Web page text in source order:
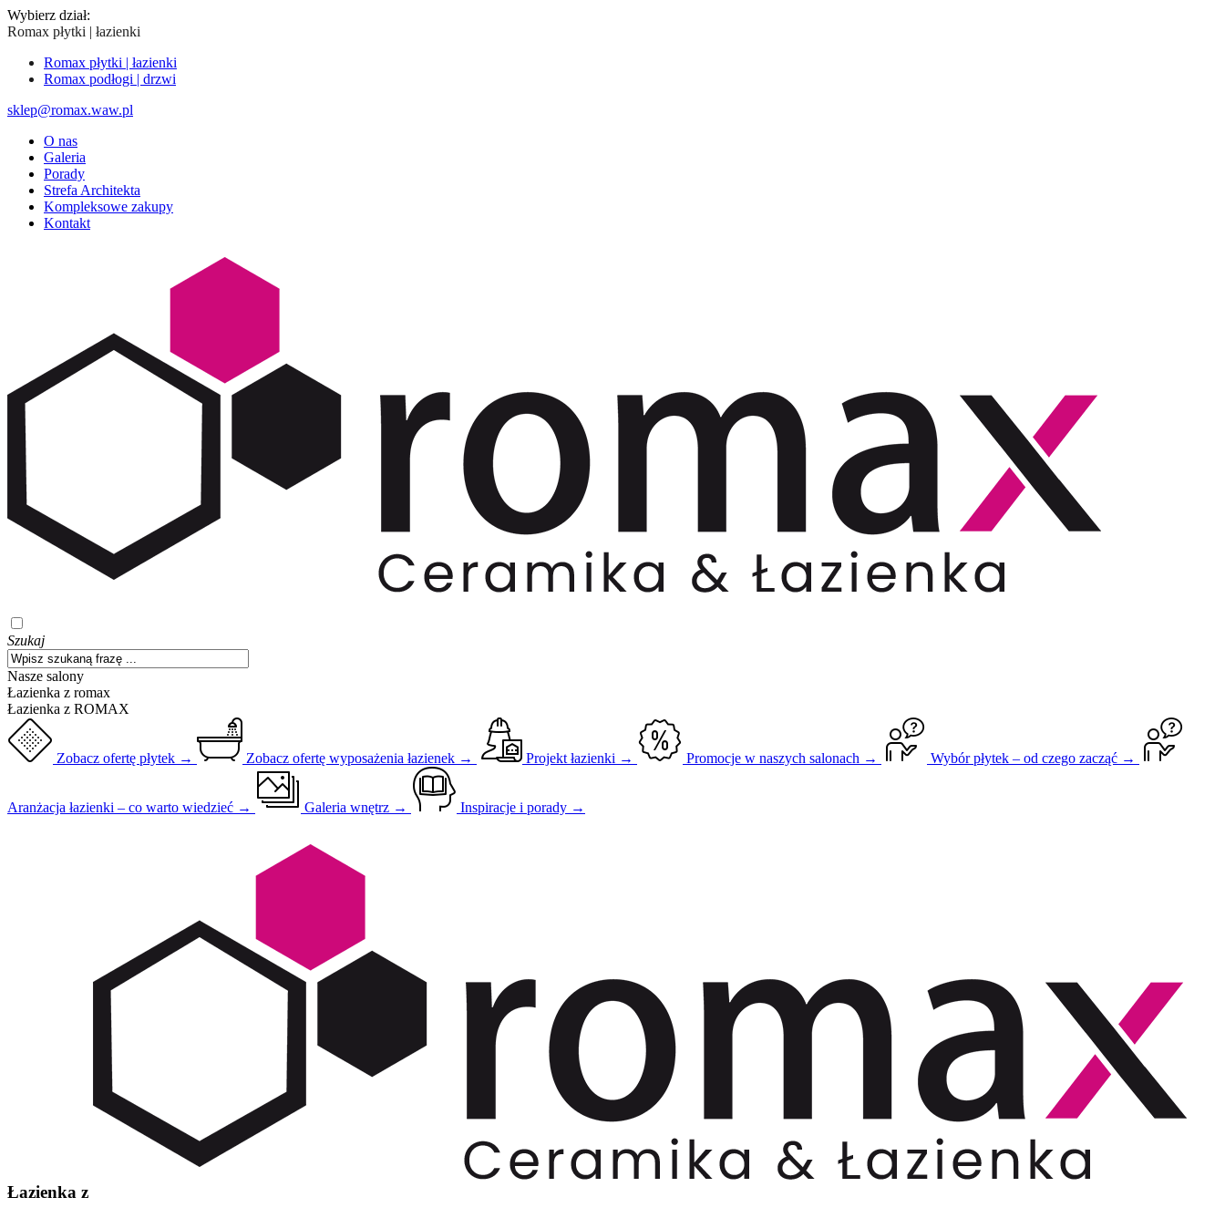
Wybierz dział:
Romax płytki | łazienki
Romax płytki | łazienki
Romax podłogi | drzwi
sklep@romax.waw.pl
O nas
Galeria
Porady
Strefa Architekta
Kompleksowe zakupy
Kontakt
Szukaj
Nasze salony
Łazienka z romax
Łazienka z ROMAX
Zobacz ofertę płytek → Zobacz ofertę wyposażenia łazienek → Projekt łazienki → Promocje w naszych salonach → Wybór płytek – od czego zacząć →
Aranżacja łazienki – co warto wiedzieć → Galeria wnętrz → Inspiracje i porady →
Łazienka z